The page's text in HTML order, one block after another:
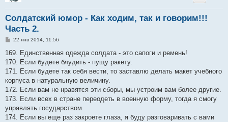
Солдатский юмор - Как ходим, так и говорим!!!
Часть 2.
С
о
щ
е
и
е
22 янв 2014, 11:56
169. Единственная одежда солдата - это сапоги и ремень!
170. Если будете блудить - пущу ракету.
171. Если будете так себя вести, то заставлю делать макет учебного
корпуса в натуральную величину.
172. Если вам не нравятся эти сборы, мы устроим вам более другие.
173. Если всех в стране переодеть в военную форму, тогда я смогу
управлять государством.
174. Если вы еще раз закроете глаза, я буду разговаривать с вами